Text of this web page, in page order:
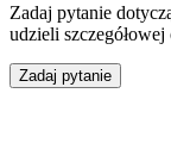
Zadaj pytanie
udzieli
Zadaj pytanie